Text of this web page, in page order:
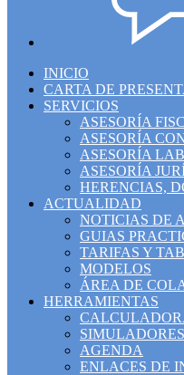
INICIO
CARTA DE
SERVICIOS
ASESORÍA
ASESORÍA
ASESORÍA
ASESORÍA
HERENCIAS,
ACTUALIDAD
NOTICIAS DE
GUIAS
TARIFAS Y
MODELOS
ÁREA DE
HERRAMIENTAS
AGENDA
ENLACES DE